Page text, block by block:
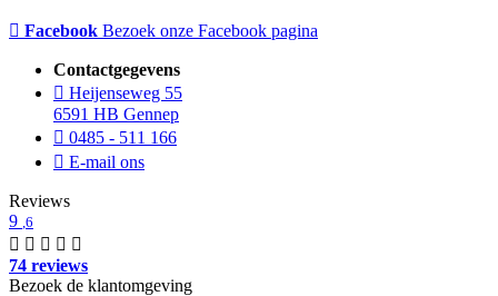
Facebook Bezoek onze Facebook pagina
Contactgegevens
Heijenseweg 55
6591 HB Gennep
0485 - 511 166
E-mail ons
Reviews
9 ,6
74 reviews
Bezoek de klantomgeving